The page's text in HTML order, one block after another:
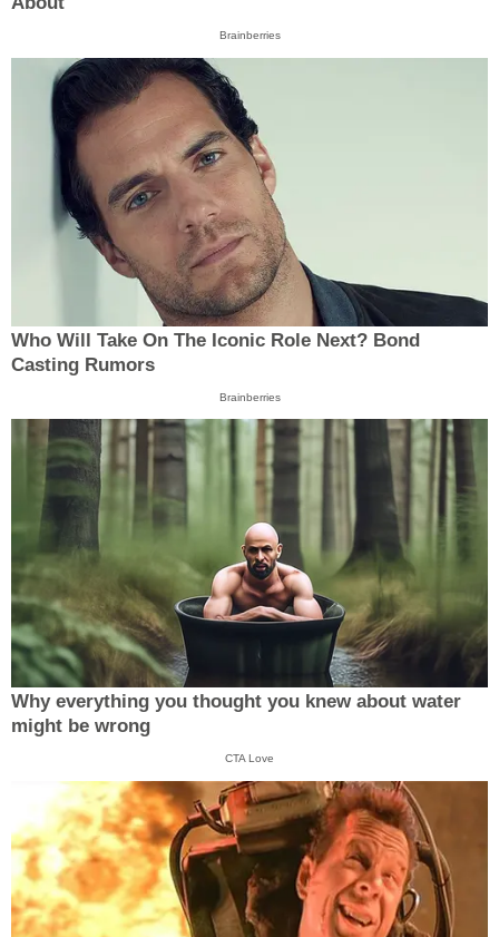
Brainberries
Who Will Take On The Iconic Role Next? Bond
Casting Rumors
Brainberries
Why everything you thought you knew about water
might be wrong
CTA Love